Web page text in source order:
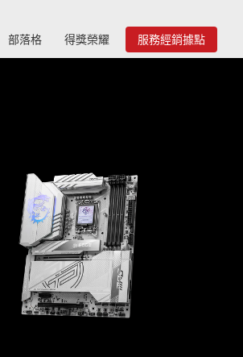
部落格 得獎榮耀 服務經銷據點